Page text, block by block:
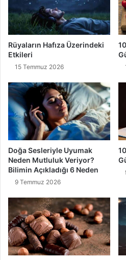
Rüyaların Hafıza Üzerindeki
Etkileri
15 Temmuz 2026
Doğa Sesleriyle Uyumak
Neden Mutluluk Veriyor?
Bilimin Açıkladığı 6 Neden
9 Temmuz 2026